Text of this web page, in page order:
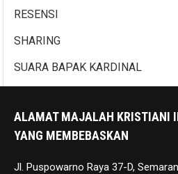
RESENSI
SHARING
SUARA BAPAK KARDINAL
ALAMAT MAJALAH KRISTIANI
YANG MEMBEBASKAN
Jl. Puspowarno Raya 37-D,